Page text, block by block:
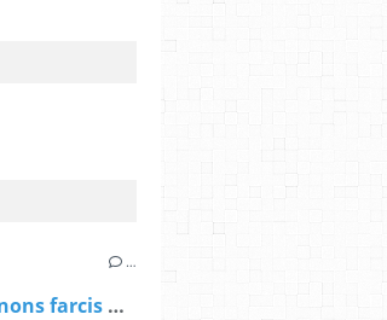
…
Champignons farcis aux oeufs.